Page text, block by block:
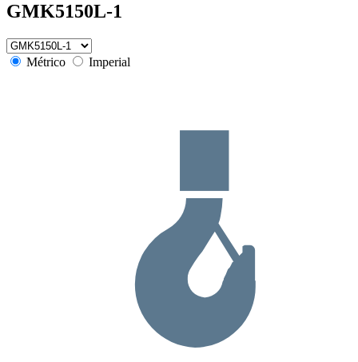
GMK5150L-1
Métrico Imperial